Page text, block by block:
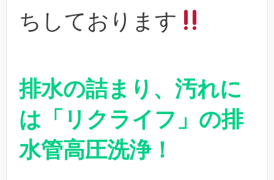
ちしております
排水の詰まり、汚れに
は「リクライフ」の排
水管高圧洗浄！